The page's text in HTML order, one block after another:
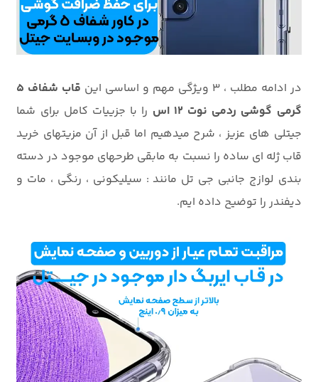
در ادامه مطلب ، 3 ویژگی مهم و اساسی این
قاب شفاف 5
گرمی گوشی ردمی نوت 12 اس
را با جزییات کامل برای شما
جیتلی های عزیز ، شرح میدهیم اما قبل از آن مزیتهای خرید
قاب ژله ای ساده را نسبت به مابقی طرحهای موجود در دسته
بندی لوازج جانبی جی تل مانند : سیلیکونی ، رنگی ، مات و
دیفندر را توضیح داده ایم.